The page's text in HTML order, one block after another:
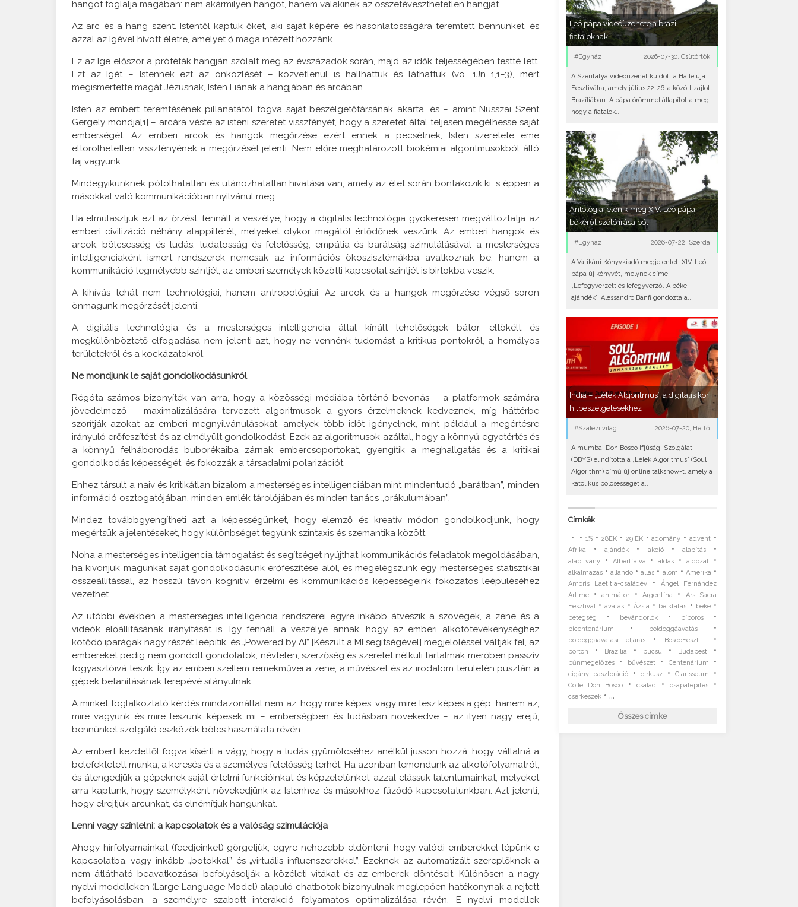
hangot foglalja magában: nem akármilyen hangot, hanem valakinek az összetéveszthetetlen hangját.
Az arc és a hang szent. Istentől kaptuk őket, aki saját képére és hasonlatosságára teremtett bennünket, és
azzal az Igével hívott életre, amelyet ő maga intézett hozzánk.
Ez az Ige először a próféták hangján szólalt meg az évszázadok során, majd az idők teljességében testté lett.
Ezt az Igét – Istennek ezt az önközlését – közvetlenül is hallhattuk és láthattuk (vö. 1Jn 1,1–3), mert
megismertette magát Jézusnak, Isten Fiának a hangjában és arcában.
Isten az embert teremtésének pillanatától fogva saját beszélgetőtársának akarta, és – amint Nüsszai Szent
Gergely mondja[1] – arcára véste az isteni szeretet visszfényét, hogy a szeretet által teljesen megélhesse saját
emberségét. Az emberi arcok és hangok megőrzése ezért ennek a pecsétnek, Isten szeretete eme
eltörölhetetlen visszfényének a megőrzését jelenti. Nem előre meghatározott biokémiai algoritmusokból álló
faj vagyunk.
Mindegyikünknek pótolhatatlan és utánozhatatlan hivatása van, amely az élet során bontakozik ki, s éppen a
másokkal való kommunikációban nyilvánul meg.
Ha elmulasztjuk ezt az őrzést, fennáll a veszélye, hogy a digitális technológia gyökeresen megváltoztatja az
emberi civilizáció néhány alappillérét, melyeket olykor magától értődőnek veszünk. Az emberi hangok és
arcok, bölcsesség és tudás, tudatosság és felelősség, empátia és barátság szimulálásával a mesterséges
intelligenciaként ismert rendszerek nemcsak az információs ökoszisztémákba avatkoznak be, hanem a
kommunikáció legmélyebb szintjét, az emberi személyek közötti kapcsolat szintjét is birtokba veszik.
A kihívás tehát nem technológiai, hanem antropológiai. Az arcok és a hangok megőrzése végső soron
önmagunk megőrzését jelenti.
A digitális technológia és a mesterséges intelligencia által kínált lehetőségek bátor, eltökélt és
megkülönböztető elfogadása nem jelenti azt, hogy ne vennénk tudomást a kritikus pontokról, a homályos
területekről és a kockázatokról.
Ne mondjunk le saját gondolkodásunkról
Régóta számos bizonyíték van arra, hogy a közösségi médiába történő bevonás – a platformok számára
jövedelmező – maximalizálására tervezett algoritmusok a gyors érzelmeknek kedveznek, míg háttérbe
szorítják azokat az emberi megnyilvánulásokat, amelyek több időt igényelnek, mint például a megértésre
irányuló erőfeszítést és az elmélyült gondolkodást. Ezek az algoritmusok azáltal, hogy a könnyű egyetértés és
a könnyű felháborodás buborékaiba zárnak embercsoportokat, gyengítik a meghallgatás és a kritikai
gondolkodás képességét, és fokozzák a társadalmi polarizációt.
Ehhez társult a naiv és kritikátlan bizalom a mesterséges intelligenciában mint mindentudó „barátban”, minden
információ osztogatójában, minden emlék tárolójában és minden tanács „orákulumában”.
Mindez továbbgyengítheti azt a képességünket, hogy elemző és kreatív módon gondolkodjunk, hogy
megértsük a jelentéseket, hogy különbséget tegyünk szintaxis és szemantika között.
Noha a mesterséges intelligencia támogatást és segítséget nyújthat kommunikációs feladatok megoldásában,
ha kivonjuk magunkat saját gondolkodásunk erőfeszítése alól, és megelégszünk egy mesterséges statisztikai
összeállítással, az hosszú távon kognitív, érzelmi és kommunikációs képességeink fokozatos leépüléséhez
vezethet.
Az utóbbi években a mesterséges intelligencia rendszerei egyre inkább átveszik a szövegek, a zene és a
videók előállításának irányítását is. Így fennáll a veszélye annak, hogy az emberi alkotótevékenységhez
kötődő iparágak nagy részét leépítik, és „Powered by AI” [Készült a MI segítségével] megjelöléssel váltják fel, az
embereket pedig nem gondolt gondolatok, névtelen, szerzőség és szeretet nélküli tartalmak merőben passzív
fogyasztóivá teszik. Így az emberi szellem remekművei a zene, a művészet és az irodalom területén pusztán a
gépek betanításának terepévé silányulnak.
A minket foglalkoztató kérdés mindazonáltal nem az, hogy mire képes, vagy mire lesz képes a gép, hanem az,
mire vagyunk és mire leszünk képesek mi – emberségben és tudásban növekedve – az ilyen nagy erejű,
bennünket szolgáló eszközök bölcs használata révén.
Az embert kezdettől fogva kísérti a vágy, hogy a tudás gyümölcséhez anélkül jusson hozzá, hogy vállalná a
belefektetett munka, a keresés és a személyes felelősség terhét. Ha azonban lemondunk az alkotófolyamatról,
és átengedjük a gépeknek saját értelmi funkcióinkat és képzeletünket, azzal elássuk talentumainkat, melyeket
arra kaptunk, hogy személyként növekedjünk az Istenhez és másokhoz fűződő kapcsolatunkban. Azt jelenti,
hogy elrejtjük arcunkat, és elnémítjuk hangunkat.
Lenni vagy színlelni: a kapcsolatok és a valóság szimulációja
Ahogy hírfolyamainkat (feedjeinket) görgetjük, egyre nehezebb eldönteni, hogy valódi emberekkel lépünk-e
kapcsolatba, vagy inkább „botokkal” és „virtuális influenszerekkel”. Ezeknek az automatizált szereplőknek a
nem átlátható beavatkozásai befolyásolják a közéleti vitákat és az emberek döntéseit. Különösen a nagy
nyelvi modelleken (Large Language Model) alapuló chatbotok bizonyulnak meglepően hatékonynak a rejtett
befolyásolásban, a személyre szabott interakció folyamatos optimalizálása révén. E nyelvi modellek
Leó pápa videóüzenete a brazil
fiataloknak
#Egyház 2026-07-30, Csütörtök
A Szentatya videóüzenet küldött a Halleluja
Fesztiválra, amely július 22-26-a között zajlott
Brazíliában. A pápa örömmel állapította meg,
hogy a fiatalok..
Antológia jelenik meg XIV. Leó pápa
békéről szóló írásaiból
#Egyház 2026-07-22, Szerda
A Vatikáni Könyvkiadó megjelenteti XIV. Leó
pápa új könyvét, melynek címe:
„Lefegyverzett és lefegyverző. A béke
ajándék”. Alessandro Banfi gondozta a..
India – „Lélek Algoritmus” a digitális kori
hitbeszélgetésekhez
#Szalézi világ 2026-07-20, Hétfő
A mumbai Don Bosco Ifjúsági Szolgálat
(DBYS) elindította a „Lélek Algoritmus” (Soul
Algorithm) című új online talkshow-t, amely a
katolikus bölcsességet a..
Címkék
• •1% • 28EK • 29.EK•adomány •advent •
Afrika •ajándék • akció• alapítás•
alapítvány• Albertfalva •áldás •áldozat •
alkalmazás•állandó •állás • álom • Amerika •
Amoris Laetitia-családév•
Ángel Fernández
Artime•animátor •Argentína •
Ars Sacra
Fesztivál•avatás • Ázsia • beiktatás • béke•
betegség • bevándorlók• bíboros •
bicentenárium • boldoggáavatás•
boldoggáavatási eljárás • BoscoFeszt •
börtön • Brazília • búcsú • Budapest •
bűnmegelőzés• bűvészet• Centenárium •
cigány pasztoráció• cirkusz•Clarisseum •
Colle Don Bosco• család •csapatépítés •
cserkészek• ...
Összes címke